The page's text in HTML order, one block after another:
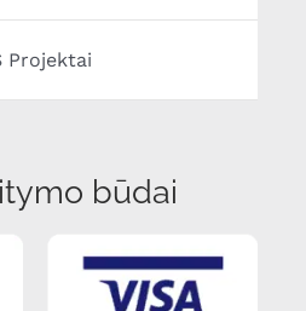
Projektai
būdai